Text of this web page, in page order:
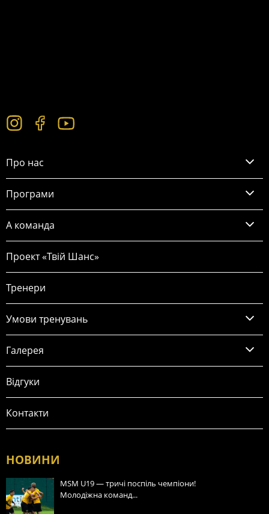
НОВИНИ
MSM U19 — тричі поспіль чемпіони!
Молодіжна команд...
Про нас
Програми
А команда
Проект «Твій Шанс»
Тренери
Умови тренувань
Галерея
Відгуки
Контакти